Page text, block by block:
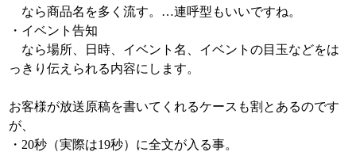
なら商品名を多く流す。…連呼型もいいですね。
・イベント告知
なら場所、日時、イベント名、イベントの目玉などをは
っきり伝えられる内容にします。
お客様が放送原稿を書いてくれるケースも割とあるのです
が、
・20秒（実際は19秒）に全文が入る事。